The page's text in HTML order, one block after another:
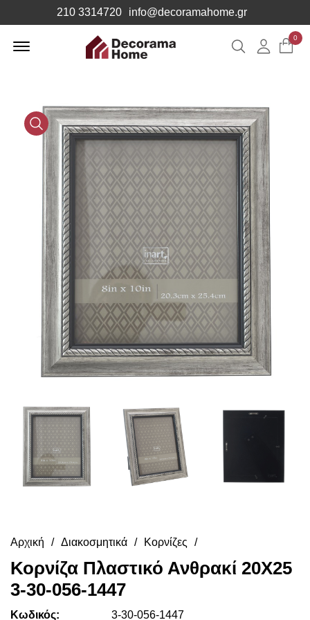
210 3314720 info@decoramahome.gr
Αναζήτηση
0
Media
Gallery
Αρχική Διακοσμητικά Κορνίζες
Κορνίζα Πλαστικό Ανθρακί 20X25
3-30-056-1447
Κωδικός:
3-30-056-1447